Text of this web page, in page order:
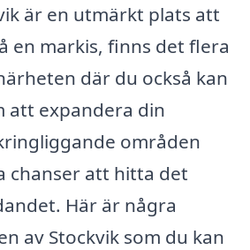
är en utmärkt plats att
en markis, finns det flera
där du också kan
att expandera din
områden
chanser att hitta det
Här är några
av Stockvik som du kan